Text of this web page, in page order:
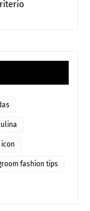
fashion tips